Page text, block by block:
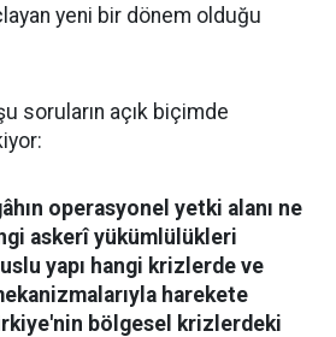
yeni bir dönem olduğu
soruların açık biçimde
operasyonel yetki alanı ne
askerî yükümlülükleri
yapı hangi krizlerde ve
harekete
bölgesel krizlerdeki